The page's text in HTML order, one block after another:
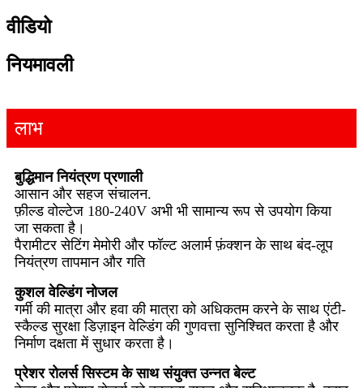
वीडियो
नियमावली
लाभ
बुद्धिमान नियंत्रण प्रणाली
आसान और सहज संचालन.
फ़ील्ड वोल्टेज 180-240V अभी भी सामान्य रूप से उपयोग किया
जा सकता है।
पैरामीटर सेटिंग मेमोरी और फॉल्ट अलार्म फ़ंक्शन के साथ बंद-लूप
नियंत्रण तापमान और गति
कुशल वेल्डिंग नोजल
गर्मी की मात्रा और हवा की मात्रा को अधिकतम करने के साथ एंटी-
स्कैल्ड सुरक्षा डिज़ाइन वेल्डिंग की गुणवत्ता सुनिश्चित करता है और
निर्माण दक्षता में सुधार करता है।
प्रेशर रोलर्स सिस्टम के साथ संयुक्त उन्नत बेल्ट